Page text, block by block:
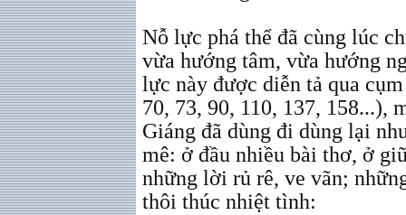
Nỗ lực phá thể đã cùng lúc
vừa hướng tâm, vừa hướng
lực này được diễn tả qua
70, 73, 90, 110, 137, 158...),
Giáng đã dùng đi dùng lại
mê: ở đầu nhiều bài thơ, ở
những lời rủ rê, ve vãn;
thôi thúc nhiệt tình: